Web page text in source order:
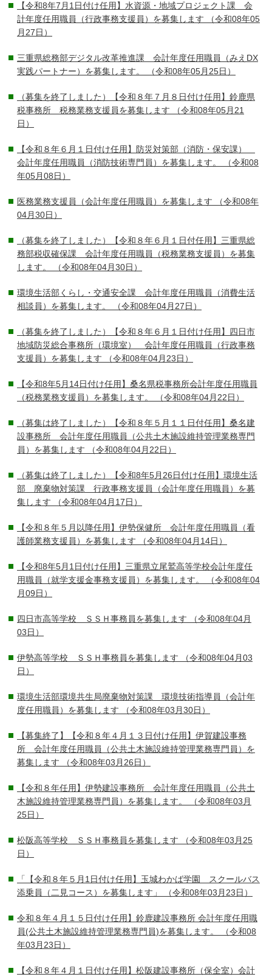
【令和8年7月1日付け任用】水資源・地域プロジェクト課 会
計年度任用職員（行政事務支援員）を募集します （令和08年05
月27日）
三重県総務部デジタル改革推進課 会計年度任用職員（みえDX
実践パートナー）を募集します。
（令和08年05月25日）
（募集を終了しました）【令和８年７月８日付け任用】鈴鹿県
税事務所 税務業務支援員を募集します （令和08年05月21
日）
【令和８年６月１日付け任用】防災対策部（消防・保安課）
会計年度任用職員（消防技術専門員）を募集します。
（令和08
年05月08日）
医務業務支援員（会計年度任用職員）を募集します （令和08年
04月30日）
（募集を終了しました）【令和８年６月１日付任用】三重県総
務部税収確保課 会計年度任用職員（税務業務支援員）を募集
します。
（令和08年04月30日）
環境生活部くらし・交通安全課 会計年度任用職員（消費生活
相談員）を募集します。
（令和08年04月27日）
（募集を終了しました）【令和８年６月１日付け任用】四日市
地域防災総合事務所（環境室） 会計年度任用職員（行政事務
支援員）を募集します （令和08年04月23日）
【令和8年5月14日付け任用】桑名県税事務所会計年度任用職員
（税務業務支援員）を募集します。
（令和08年04月22日）
（募集は終了しました）【令和８年５月１１日付任用】桑名建
設事務所 会計年度任用職員（公共土木施設維持管理業務専門
員）を募集します （令和08年04月22日）
（募集は終了しました）【令和8年5月26日付け任用】環境生活
部 廃棄物対策課 行政事務支援員（会計年度任用職員）を募
集します （令和08年04月17日）
【令和８年５月以降任用】伊勢保健所 会計年度任用職員（看
護師業務支援員）を募集します （令和08年04月14日）
【令和8年5月1日付け任用】三重県立尾鷲高等学校会計年度任
用職員（就学支援金事務支援員）を募集します。
（令和08年04
月09日）
四日市高等学校 ＳＳＨ事務員を募集します （令和08年04月
03日）
伊勢高等学校 ＳＳＨ事務員を募集します （令和08年04月03
日）
環境生活部環境共生局廃棄物対策課 環境技術指導員（会計年
度任用職員）を募集します （令和08年03月30日）
【募集終了】【令和８年４月１３日付け任用】伊賀建設事務
所 会計年度任用職員（公共土木施設維持管理業務専門員）を
募集します （令和08年03月26日）
【令和８年任用】伊勢建設事務所 会計年度任用職員（公共土
木施設維持管理業務専門員）を募集します。
（令和08年03月
25日）
松阪高等学校 ＳＳＨ事務員を募集します （令和08年03月25
日）
「【令和８年５月1日付け任用】玉城わかば学園 スクールバス
添乗員（二見コース）を募集します」
（令和08年03月23日）
令和８年４月１５日付け任用】鈴鹿建設事務所 会計年度任用職
員(公共土木施設維持管理業務専門員)を募集します。
（令和08
年03月23日）
【令和８年４月１日付け任用】松阪建設事務所（保全室）会計